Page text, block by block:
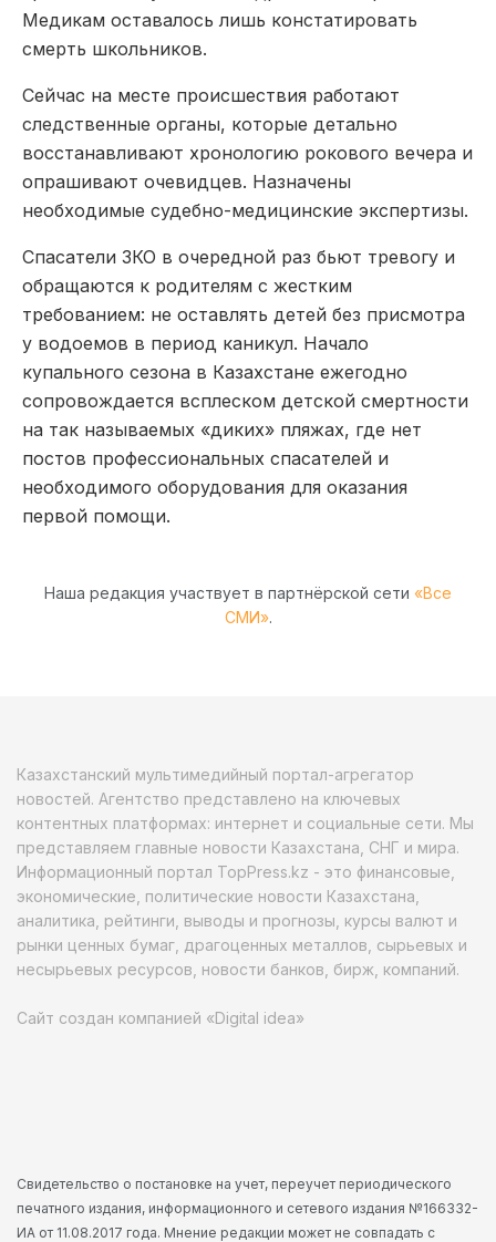
Медикам оставалось лишь констатировать
смерть школьников.
Сейчас на месте происшествия работают
следственные органы, которые детально
восстанавливают хронологию рокового вечера и
опрашивают очевидцев. Назначены
необходимые судебно-медицинские экспертизы.
Спасатели ЗКО в очередной раз бьют тревогу и
обращаются к родителям с жестким
требованием: не оставлять детей без присмотра
у водоемов в период каникул. Начало
купального сезона в Казахстане ежегодно
сопровождается всплеском детской смертности
на так называемых «диких» пляжах, где нет
постов профессиональных спасателей и
необходимого оборудования для оказания
первой помощи.
Наша редакция участвует в партнёрской сети «Все
СМИ».
Казахстанский мультимедийный портал-агрегатор
новостей. Агентство представлено на ключевых
контентных платформах: интернет и социальные сети. Мы
представляем главные новости Казахстана, СНГ и мира.
Информационный портал TopPress.kz - это финансовые,
экономические, политические новости Казахстана,
аналитика, рейтинги, выводы и прогнозы, курсы валют и
рынки ценных бумаг, драгоценных металлов, сырьевых и
несырьевых ресурсов, новости банков, бирж, компаний.
Сайт создан компанией «Digital idea»
Свидетельство о постановке на учет, переучет периодического
печатного издания, информационного и сетевого издания №166332-
ИА от 11.08.2017 года. Мнение редакции может не совпадать с